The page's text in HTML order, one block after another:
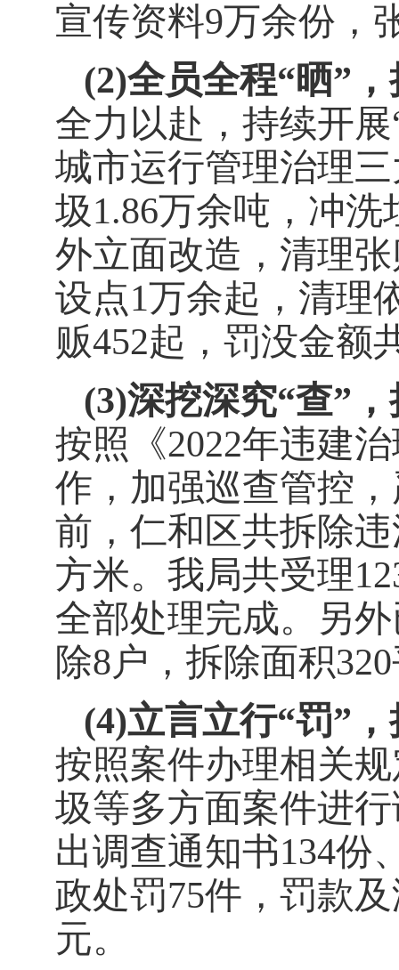
宣传资料9万余份，
(2)全员全程“晒”
全力以赴，持续开展
城市运行管理治理
圾1.86万余吨，冲洗
外立面改造， 清理
设点1万余起， 清理
贩452起，罚没金额
(3)深挖深究“查”
按照《2022年违建
作，加强巡查管控
前，仁和区共拆除
方米。我局共受理
全部处理完成。另
除8户，拆除面积320
(4)立言立行“罚”
按照案件办理相关
圾等多方面案件进
出调查通知书134份
政处罚75件，罚款
元。